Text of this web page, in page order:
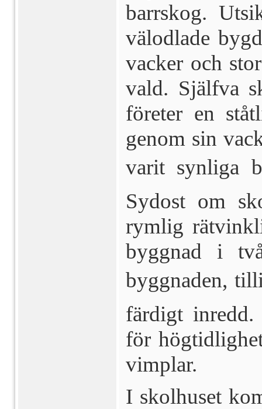
barrskog.
välodlade
vacker och
vald. Själfva
företer en
genom sin
varit synliga
Sydost om
rymlig
bygg­nad i
byggnaden,
färdigt inredd.
för
vimplar.
I skolhuset